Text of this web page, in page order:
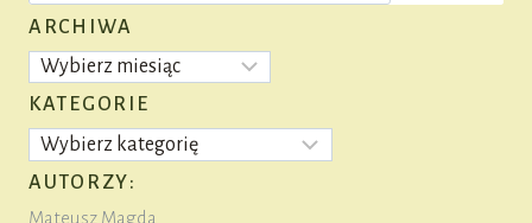
ARCHIWA
Archiwa
KATEGORIE
Kategorie
AUTORZY:
Mateusz Magda